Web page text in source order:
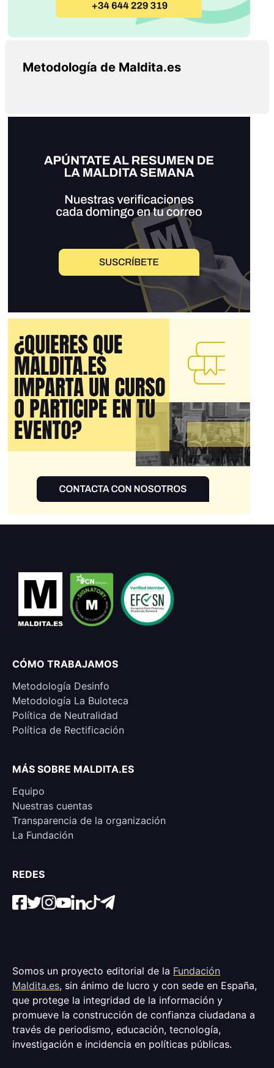
Metodología de Maldita.es
CÓMO TRABAJAMOS
Metodología Desinfo
Metodología La Buloteca
Política de Neutralidad
Política de Rectificación
MÁS SOBRE MALDITA.ES
Equipo
Nuestras cuentas
Transparencia de la organización
La Fundación
REDES
Somos un proyecto editorial de la Fundación
Maldita.es, sin ánimo de lucro y con sede en España,
que protege la integridad de la información y
promueve la construcción de confianza ciudadana a
través de periodismo, educación, tecnología,
investigación e incidencia en políticas públicas.